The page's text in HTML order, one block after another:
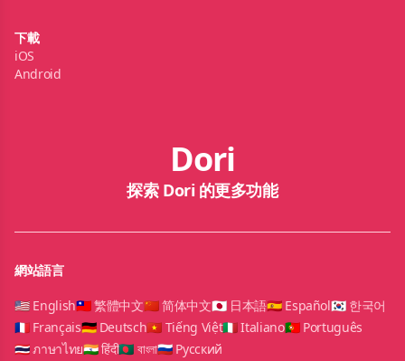
下載
iOS
Android
Dori
探索 Dori 的更多功能
網站語言
🇺🇸 English🇹🇼 繁體中文🇨🇳 简体中文🇯🇵 日本語🇪🇸 Español🇰🇷 한국어
🇫🇷 Français🇩🇪 Deutsch🇻🇳 Tiếng Việt🇮🇹 Italiano🇵🇹 Português
🇹🇭 ภาษาไทย🇮🇳 हिंदी🇧🇩 বাংলা🇷🇺 Русский